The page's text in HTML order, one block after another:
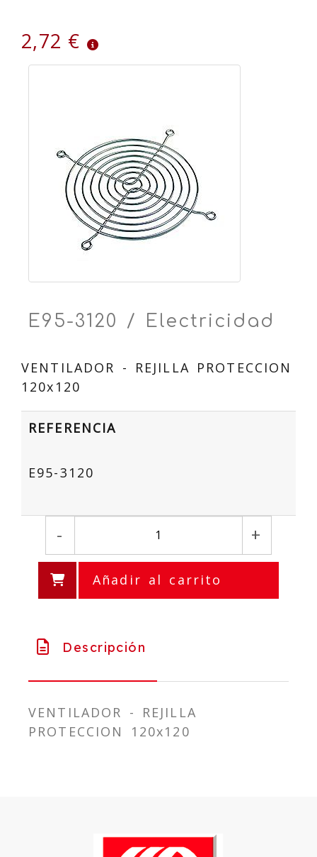
2,72 €
E95-3120 / Electricidad
VENTILADOR - REJILLA PROTECCION
120x120
REFERENCIA
E95-3120
- +
Añadir al carrito
Descripción
VENTILADOR - REJILLA
PROTECCION 120x120